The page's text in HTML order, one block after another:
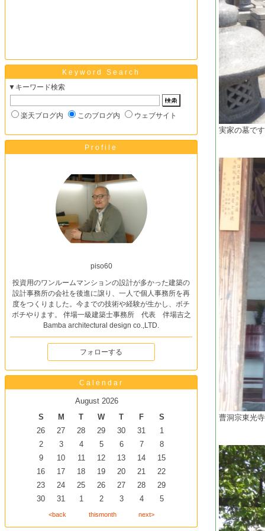
Keyword Search
▼キーワード検索
楽天ブログ内 このブログ内 ウェブサイト
Profile
piso60
投資用のワンルームマンションの設計が多かった建築の
設計事務所の会社を後進に譲り、一人で個人事務所を再
度をつくりました。今までの技術や経験が生かし、ボチ
ボチやります。 伴場一級建築士事務所 代表 伴場吉之
Bamba architectural design co.,LTD.
フォローする
Calendar
August 2026
S
M T W T F
S
26
27 28 29 30 31
1
2
3 4 5 6 7
8
9
10 11 12 13 14
15
16
17 18 19 20 21
22
23
24 25 26 27 28
29
30
31 1 2 3 4 5
<back thismonth next>
実家の墓で
曹洞宗東光